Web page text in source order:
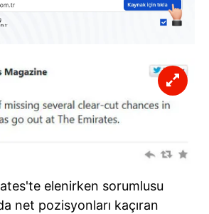
elenirken sorumlusu
net pozisyonları kaçıran